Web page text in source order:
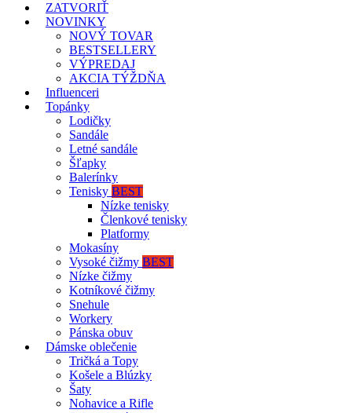
ZATVORIŤ
NOVINKY
NOVÝ TOVAR
BESTSELLERY
VÝPREDAJ
AKCIA TÝŽDŇA
Influenceri
Topánky
Lodičky
Sandále
Letné sandále
Šľapky
Balerínky
Tenisky BEST
Nízke tenisky
Členkové tenisky
Platformy
Mokasíny
Vysoké čižmy BEST
Nízke čižmy
Kotníkové čižmy
Snehule
Workery
Pánska obuv
Dámske oblečenie
Tričká a Topy
Košele a Blúzky
Šaty
Nohavice a Rifle